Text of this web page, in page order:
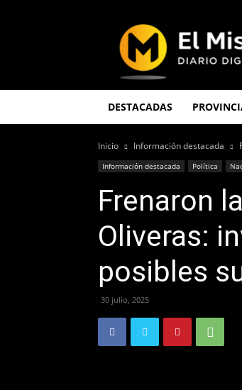
DESTACADAS
Inicio Información destacada
Información destacada Política
Frenaron
Oliveras:
posibles
30 julio, 2025